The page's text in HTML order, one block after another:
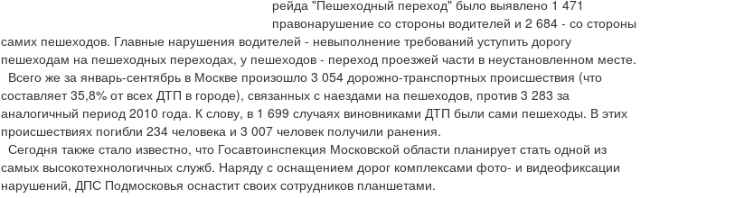
рейда "Пешеходный переход" было выявлено 1 471
правонарушение со стороны водителей и 2 684 - со стороны
самих пешеходов. Главные нарушения водителей - невыполнение требований уступить дорогу
пешеходам на пешеходных переходах, у пешеходов - переход проезжей части в неустановленном месте.
Всего же за январь-сентябрь в Москве произошло 3 054 дорожно-транспортных происшествия (что
составляет 35,8% от всех ДТП в городе), связанных с наездами на пешеходов, против 3 283 за
аналогичный период 2010 года. К слову, в 1 699 случаях виновниками ДТП были сами пешеходы. В этих
происшествиях погибли 234 человека и 3 007 человек получили ранения.
Сегодня также стало известно, что Госавтоинспекция Московской области планирует стать одной из
самых высокотехнологичных служб. Наряду с оснащением дорог комплексами фото- и видеофиксации
нарушений, ДПС Подмосковья оснастит своих сотрудников планшетами.